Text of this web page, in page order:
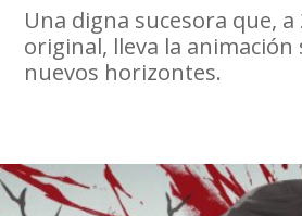
Una digna sucesora que, a
original, lleva la
nuevos horizontes.